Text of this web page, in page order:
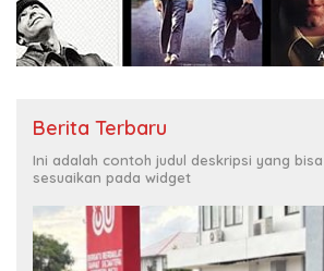
Berita Terbaru
Ini adalah contoh judul deskripsi yang
sesuaikan pada widget